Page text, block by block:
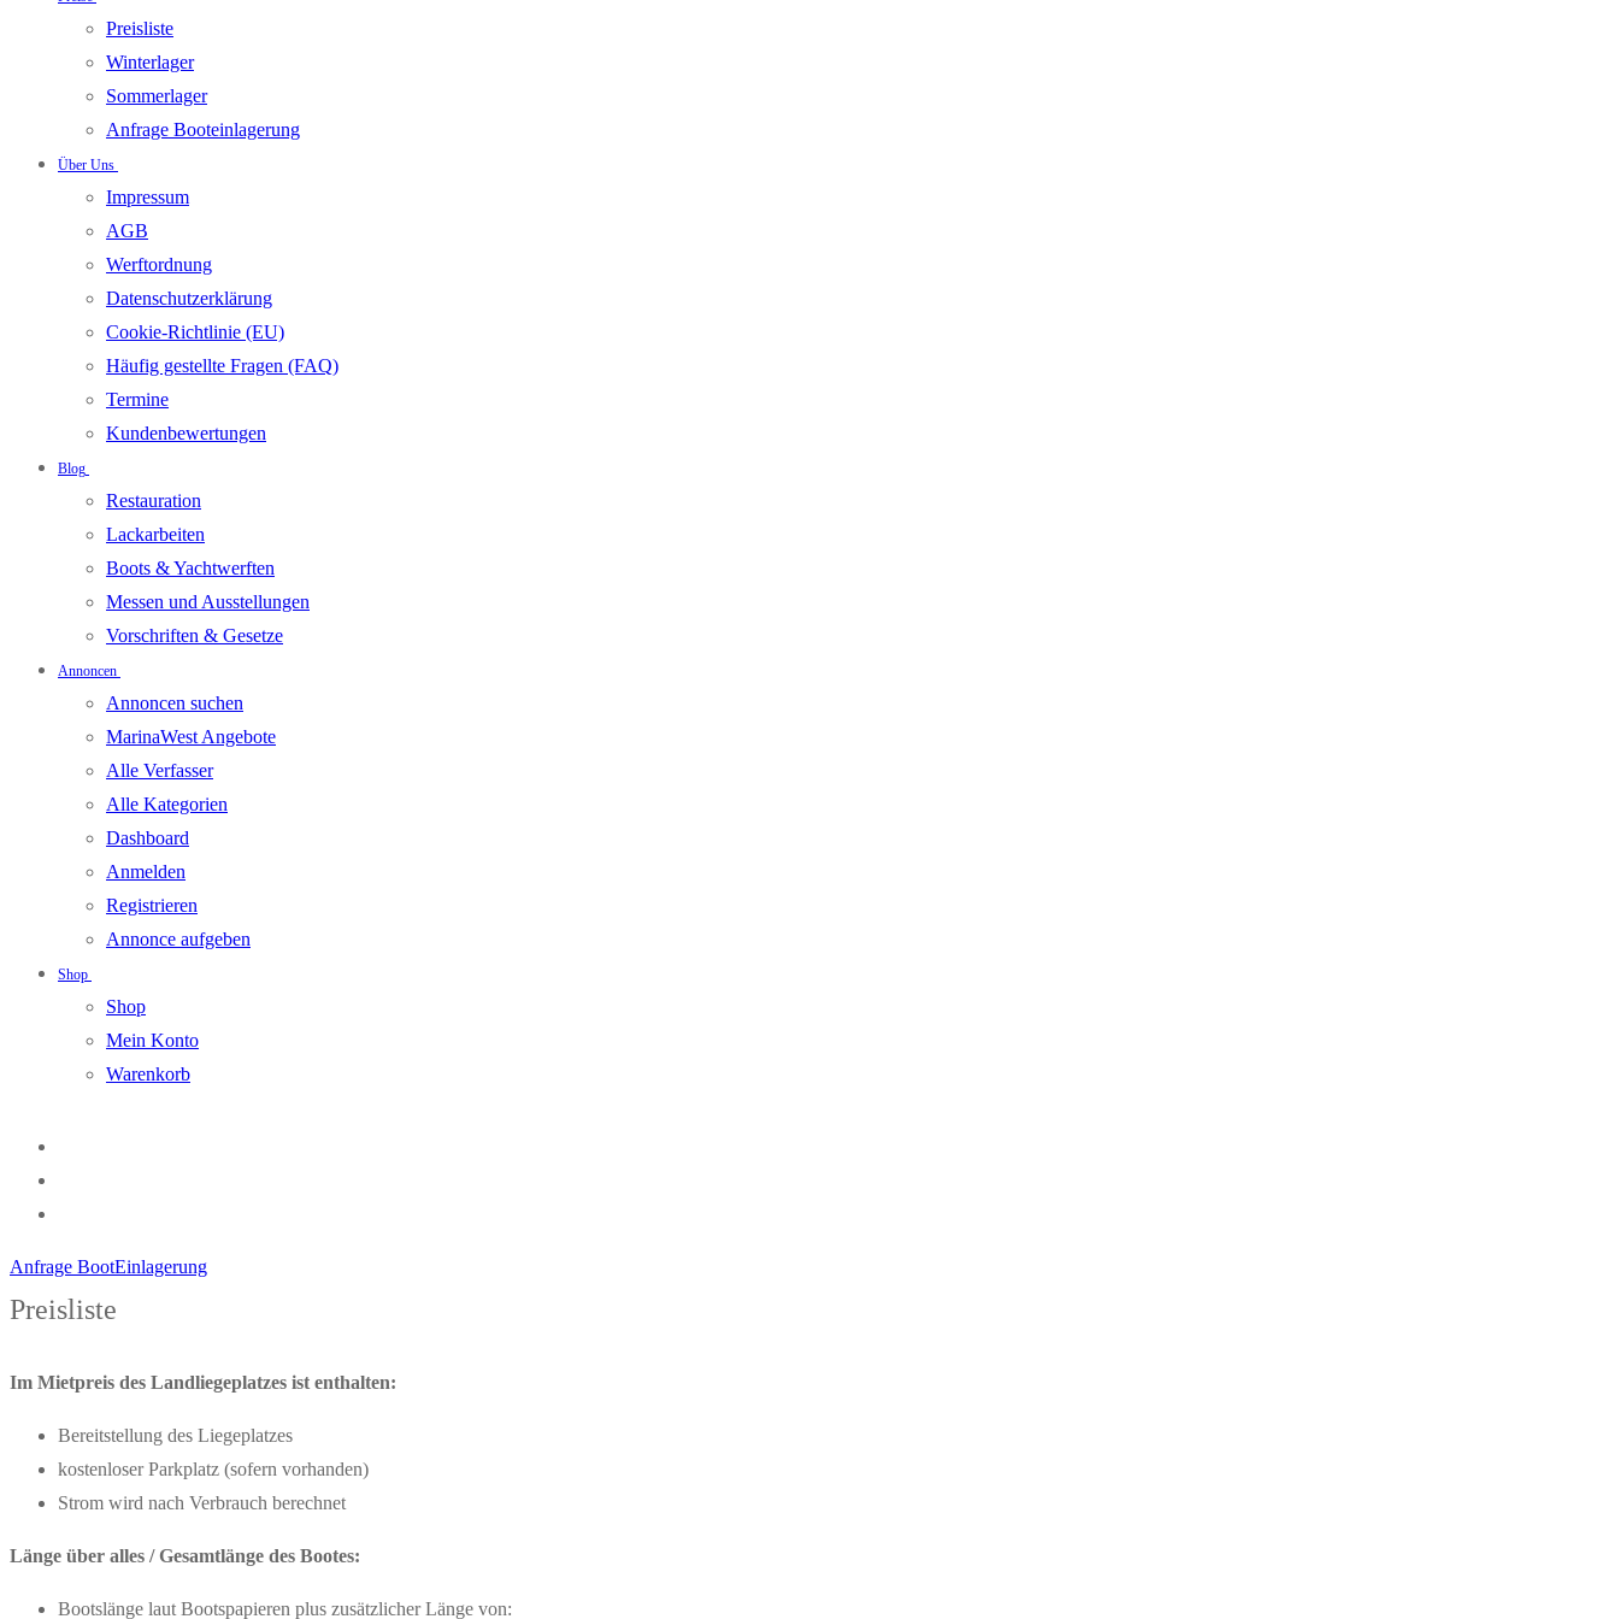
Preisliste
Winterlager
Sommerlager
Anfrage Booteinlagerung
Über Uns
Impressum
AGB
Werftordnung
Datenschutzerklärung
Cookie-Richtlinie (EU)
Häufig gestellte Fragen (FAQ)
Termine
Kundenbewertungen
Blog
Restauration
Lackarbeiten
Boots & Yachtwerften
Messen und Ausstellungen
Vorschriften & Gesetze
Annoncen
Annoncen suchen
MarinaWest Angebote
Alle Verfasser
Alle Kategorien
Dashboard
Anmelden
Registrieren
Annonce aufgeben
Shop
Shop
Mein Konto
Warenkorb
Anfrage BootEinlagerung
Preisliste
Im Mietpreis des Landliegeplatzes ist enthalten:
Bereitstellung des Liegeplatzes
kostenloser Parkplatz (sofern vorhanden)
Strom wird nach Verbrauch berechnet
Länge über alles / Gesamtlänge des Bootes:
Bootslänge laut Bootspapieren plus zusätzlicher Länge von: